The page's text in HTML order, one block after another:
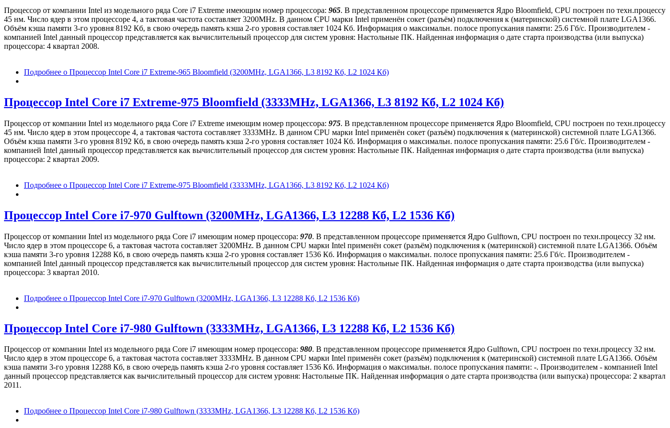
Процессор от компании Intel из модельного ряда Core i7 Extreme имеющим номер процессора: 965. В представленном процессоре применяется Ядро Bloomfield, CPU построен по техн.процессу
45 нм. Число ядер в этом процессоре 4, а тактовая частота составляет 3200MHz. В данном CPU марки Intel применён сокет (разъём) подключения к (материнской) системной плате LGA1366.
Объём кэша памяти 3-го уровня 8192 Кб, в свою очередь память кэша 2-го уровня составляет 1024 Кб. Информация о максимальн. полосе пропускания памяти: 25.6 Гб/с. Производителем -
компанией Intel данный процессор представляется как вычислительный процессор для систем уровня: Настольные ПК. Найденная информация о дате старта производства (или выпуска)
процессора: 4 квартал 2008.
Подробнее о Процессор Intel Core i7 Extreme-965 Bloomfield (3200MHz, LGA1366, L3 8192 Кб, L2 1024 Кб)
Процессор Intel Core i7 Extreme-975 Bloomfield (3333MHz, LGA1366, L3 8192 Кб, L2 1024 Кб)
Процессор от компании Intel из модельного ряда Core i7 Extreme имеющим номер процессора: 975. В представленном процессоре применяется Ядро Bloomfield, CPU построен по техн.процессу
45 нм. Число ядер в этом процессоре 4, а тактовая частота составляет 3333MHz. В данном CPU марки Intel применён сокет (разъём) подключения к (материнской) системной плате LGA1366.
Объём кэша памяти 3-го уровня 8192 Кб, в свою очередь память кэша 2-го уровня составляет 1024 Кб. Информация о максимальн. полосе пропускания памяти: 25.6 Гб/с. Производителем -
компанией Intel данный процессор представляется как вычислительный процессор для систем уровня: Настольные ПК. Найденная информация о дате старта производства (или выпуска)
процессора: 2 квартал 2009.
Подробнее о Процессор Intel Core i7 Extreme-975 Bloomfield (3333MHz, LGA1366, L3 8192 Кб, L2 1024 Кб)
Процессор Intel Core i7-970 Gulftown (3200MHz, LGA1366, L3 12288 Кб, L2 1536 Кб)
Процессор от компании Intel из модельного ряда Core i7 имеющим номер процессора: 970. В представленном процессоре применяется Ядро Gulftown, CPU построен по техн.процессу 32 нм.
Число ядер в этом процессоре 6, а тактовая частота составляет 3200MHz. В данном CPU марки Intel применён сокет (разъём) подключения к (материнской) системной плате LGA1366. Объём
кэша памяти 3-го уровня 12288 Кб, в свою очередь память кэша 2-го уровня составляет 1536 Кб. Информация о максимальн. полосе пропускания памяти: 25.6 Гб/с. Производителем -
компанией Intel данный процессор представляется как вычислительный процессор для систем уровня: Настольные ПК. Найденная информация о дате старта производства (или выпуска)
процессора: 3 квартал 2010.
Подробнее о Процессор Intel Core i7-970 Gulftown (3200MHz, LGA1366, L3 12288 Кб, L2 1536 Кб)
Процессор Intel Core i7-980 Gulftown (3333MHz, LGA1366, L3 12288 Кб, L2 1536 Кб)
Процессор от компании Intel из модельного ряда Core i7 имеющим номер процессора: 980. В представленном процессоре применяется Ядро Gulftown, CPU построен по техн.процессу 32 нм.
Число ядер в этом процессоре 6, а тактовая частота составляет 3333MHz. В данном CPU марки Intel применён сокет (разъём) подключения к (материнской) системной плате LGA1366. Объём
кэша памяти 3-го уровня 12288 Кб, в свою очередь память кэша 2-го уровня составляет 1536 Кб. Информация о максимальн. полосе пропускания памяти: -. Производителем - компанией Intel
данный процессор представляется как вычислительный процессор для систем уровня: Настольные ПК. Найденная информация о дате старта производства (или выпуска) процессора: 2 квартал
2011.
Подробнее о Процессор Intel Core i7-980 Gulftown (3333MHz, LGA1366, L3 12288 Кб, L2 1536 Кб)